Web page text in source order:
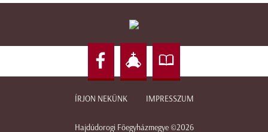
ÍRJON NEKÜNK IMPRESSZUM
Hajdúdorogi Főegyházmegye ©2026